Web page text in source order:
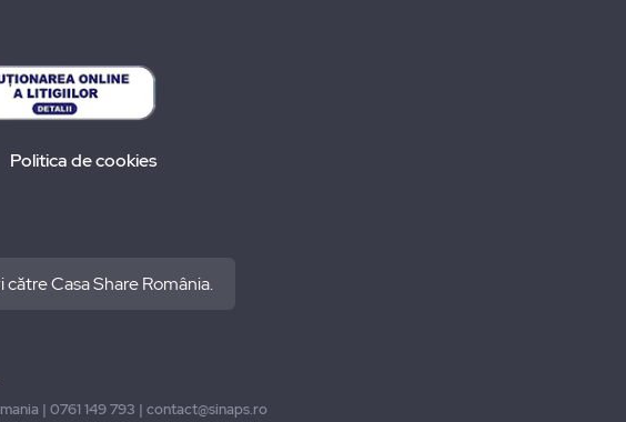
Politica de cookies
Casa Share România.
| 0761 149 793 | contact@sinaps.ro